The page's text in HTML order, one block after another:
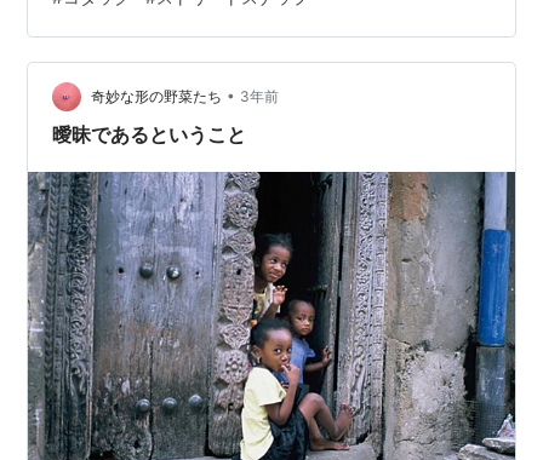
SUMICRON-C40mm f2 酒も国が違えば違法？ LEICA
M9 SUMICRON-C40mm f2 LEICA M9 …
奇妙な形の野菜たち • 3年前
曖昧であるということ